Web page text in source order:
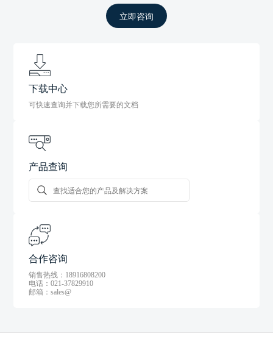
立即咨询
下载中心
可快速查询并下载您所需要的文档
产品查询
合作咨询
销售热线：18916808200
电话：021-37829910
邮箱：sales@